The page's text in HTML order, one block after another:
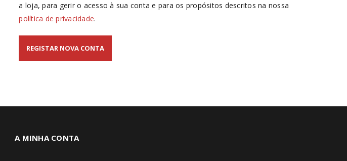
a loja, para gerir o acesso à sua conta e para os propósitos descritos na nossa
política de privacidade.
REGISTAR NOVA CONTA
A MINHA CONTA